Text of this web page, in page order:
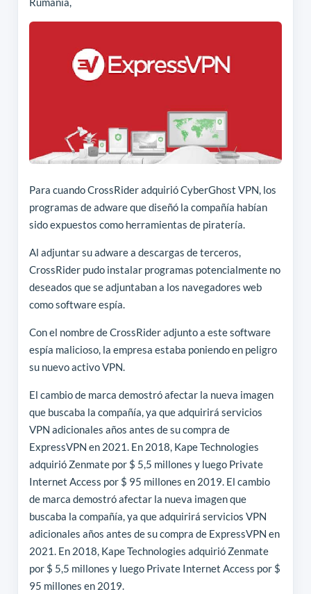
Para cuando CrossRider adquirió CyberGhost VPN, los
programas de adware que diseñó la compañía habían
sido expuestos como herramientas de piratería.
Al adjuntar su adware a descargas de terceros,
CrossRider pudo instalar programas potencialmente no
deseados que se adjuntaban a los navegadores web
como software espía.
Con el nombre de CrossRider adjunto a este software
espía malicioso, la empresa estaba poniendo en peligro
su nuevo activo VPN.
El cambio de marca demostró afectar la nueva imagen
que buscaba la compañía, ya que adquirirá servicios
VPN adicionales años antes de su compra de
ExpressVPN en 2021. En 2018, Kape Technologies
adquirió Zenmate por $ 5,5 millones y luego Private
Internet Access por $ 95 millones en 2019. El cambio
de marca demostró afectar la nueva imagen que
buscaba la compañía, ya que adquirirá servicios VPN
adicionales años antes de su compra de ExpressVPN en
2021. En 2018, Kape Technologies adquirió Zenmate
por $ 5,5 millones y luego Private Internet Access por $
95 millones en 2019.